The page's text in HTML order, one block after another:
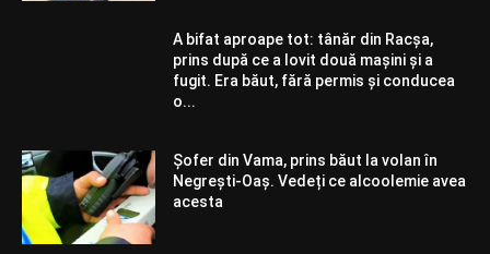
A bifat aproape tot: tânăr din Racșa,
prins după ce a lovit două mașini și a
fugit. Era băut, fără permis și conducea
o...
Șofer din Vama, prins băut la volan în
Negrești-Oaș. Vedeți ce alcoolemie avea
acesta